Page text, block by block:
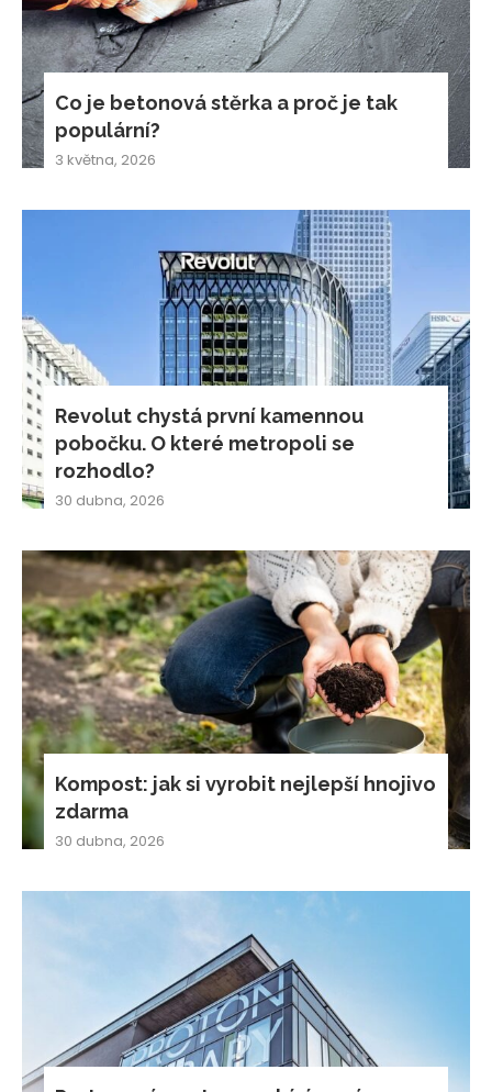
Co je betonová stěrka a proč je tak
populární?
3 května, 2026
Revolut chystá první kamennou
pobočku. O které metropoli se
rozhodlo?
30 dubna, 2026
Kompost: jak si vyrobit nejlepší hnojivo
zdarma
30 dubna, 2026